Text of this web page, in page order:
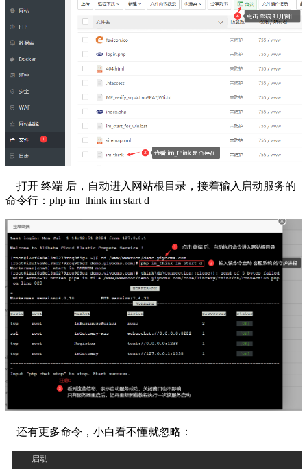
打开 终端 后，自动进入网站根目录，接着输入启动服务的
命令行：php im_think im start d
还有更多命令，小白看不懂就忽略：
启动